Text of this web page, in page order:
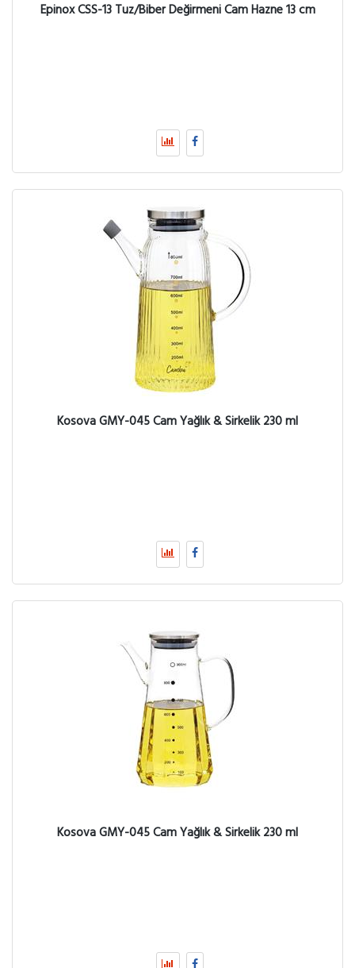
Epinox CSS-13 Tuz/Biber Değirmeni Cam Hazne 13 cm
Kosova GMY-045 Cam Yağlık & Sirkelik 230 ml
Kosova GMY-045 Cam Yağlık & Sirkelik 230 ml